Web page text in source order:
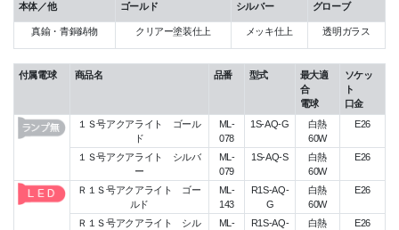
本体／他 ゴールド シルバー グローブ
真鍮・青銅鋳物 クリアー塗装仕上 メッキ仕上 透明ガラス
付属電球 商品名 品番 型式
最大適
合
電球
ソケッ
ト
口金
１Ｓ号アクアライト ゴール
ド
ML-
078
1S-AQ-G
白熱
60W
E26
１Ｓ号アクアライト シルバ
ー
ML-
079
1S-AQ-S
白熱
60W
E26
Ｒ１Ｓ号アクアライト ゴー
ルド
ML-
143
R1S-AQ-
G
白熱
60W
E26
Ｒ１Ｓ号アクアライト シル
ML-
R1S-AQ-
白熱
E26